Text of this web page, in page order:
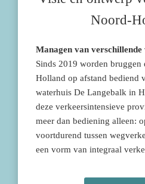
Noord-
Managen van
Sinds 2019 worden
Holland op afstand bediend
waterhuis De Langebalk in
deze verkeersintensieve
meer dan bediening alleen:
voortdurend tussen
een vorm van integraal